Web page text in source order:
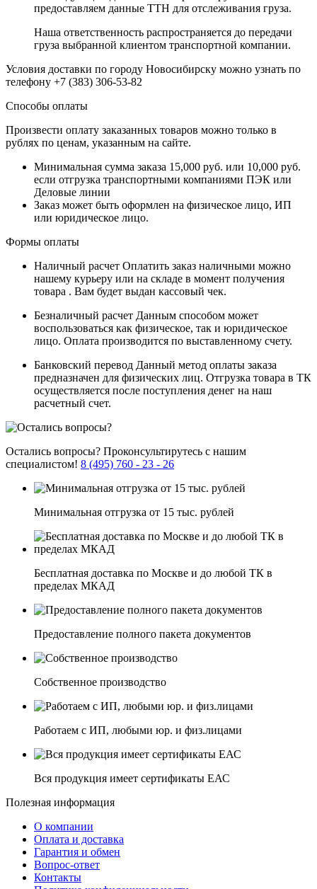
предоставляем данные ТТН для отслеживания груза.
Наша ответственность распространяется до передачи
груза выбранной клиентом транспортной компании.
Условия доставки по городу Новосибирску можно узнать по
телефону +7 (383) 306-53-82
Способы оплаты
Произвести оплату заказанных товаров можно только в
рублях по ценам, указанным на сайте.
Минимальная сумма заказа 15,000 руб. или 10,000 руб.
если отгрузка транспортными компаниями ПЭК или
Деловые линии
Заказ может быть оформлен на физическое лицо, ИП
или юридическое лицо.
Формы оплаты
Наличный расчет Оплатить заказ наличными можно
нашему курьеру или на складе в момент получения
товара . Вам будет выдан кассовый чек.
Безналичный расчет Данным способом может
воспользоваться как физическое, так и юридическое
лицо. Оплата производится по выставленному счету.
Банковский перевод Данный метод оплаты заказа
предназначен для физических лиц. Отгрузка товара в ТК
осуществляется после поступления денег на наш
расчетный счет.
Остались вопросы? Проконсультирутесь с нашим
специалистом! 8 (495) 760 - 23 - 26
Минимальная отгрузка от 15 тыс. рублей
Бесплатная доставка по Москве и до любой ТК в
пределах МКАД
Предоставление полного пакета документов
Собственное производство
Работаем с ИП, любыми юр. и физ.лицами
Вся продукция имеет сертификаты ЕАС
Полезная информация
О компании
Оплата и доставка
Гарантия и обмен
Вопрос-ответ
Контакты